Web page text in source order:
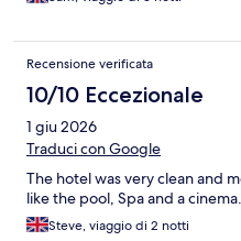
Recensione verificata
10/10 Eccezionale
1 giu 2026
Traduci con Google
The hotel was very clean and
like the pool, Spa and a cinema.
Steve, viaggio di 2 notti